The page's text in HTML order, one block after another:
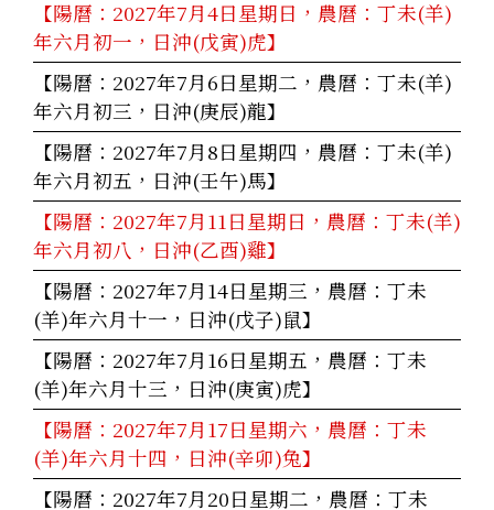
【陽曆：2027年7月4日星期日，農曆：丁未(羊)
年六月初一，日沖(戊寅)虎】
【陽曆：2027年7月6日星期二，農曆：丁未(羊)
年六月初三，日沖(庚辰)龍】
【陽曆：2027年7月8日星期四，農曆：丁未(羊)
年六月初五，日沖(壬午)馬】
【陽曆：2027年7月11日星期日，農曆：丁未(羊)
年六月初八，日沖(乙酉)雞】
【陽曆：2027年7月14日星期三，農曆：丁未
(羊)年六月十一，日沖(戊子)鼠】
【陽曆：2027年7月16日星期五，農曆：丁未
(羊)年六月十三，日沖(庚寅)虎】
【陽曆：2027年7月17日星期六，農曆：丁未
(羊)年六月十四，日沖(辛卯)兔】
【陽曆：2027年7月20日星期二，農曆：丁未